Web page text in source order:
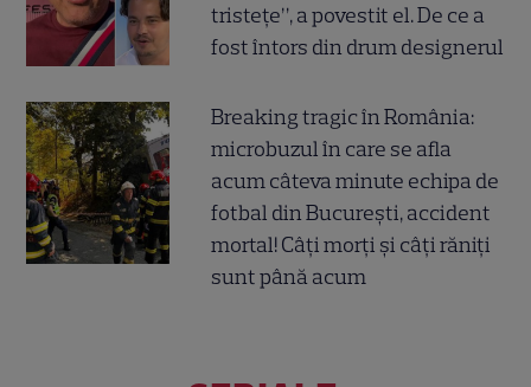
tristețe”, a povestit el. De ce a
fost întors din drum designerul
Breaking tragic în România:
microbuzul în care se afla
acum câteva minute echipa de
fotbal din București, accident
mortal! Câți morți și câți răniți
sunt până acum